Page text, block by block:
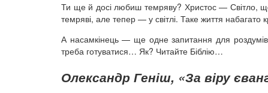
Ти ще й досі любиш темряву? Христос — Світло,
темряві, але тепер — у світлі. Таке життя
А насамкінець — ще одне запитання для
треба готуватися… Як? Читайте Біблію…
Олександр Геніш, «За віру